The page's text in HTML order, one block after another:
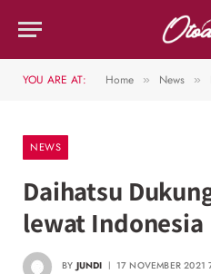
YOU ARE AT: Home » News »
NEWS
Daihatsu
lewat Indonesia
BY JUNDI
17 NOVEMBER 2021